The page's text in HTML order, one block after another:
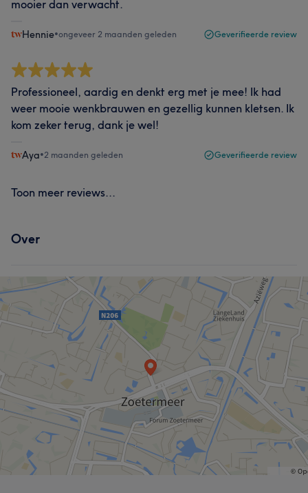
mooier dan verwacht.
Hennie•ongeveer 2 maanden geleden Geverifieerde review
Professioneel, aardig en denkt erg met je mee! Ik had
weer mooie wenkbrauwen en gezellig kunnen kletsen. Ik
kom zeker terug, dank je wel!
Aya•2 maanden geleden Geverifieerde review
Toon meer reviews...
Over